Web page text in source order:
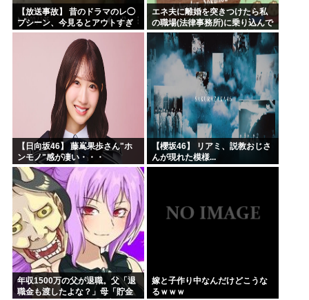
【放送事故】 昔のドラマのレ◯
プシーン、今見るとアウトすぎ
る・・・
エネ夫に離婚を突きつけたら私
の職場(法律事務所)に乗り込んで
きた 堂々と「離婚の法律相談で
す。母の薦めでこちらに参りま
した」と言っているが、...
【日向坂46】 藤嶌果歩さん"ホ
ンモノ"感が凄い・・・
【櫻坂46】 リアミ、説教おじさ
んが現れた模様...
年収1500万の父が退職。父「退
職金も渡したよな？」母「貯金
嫁と子作り中なんだけどこうな
るｗｗｗ